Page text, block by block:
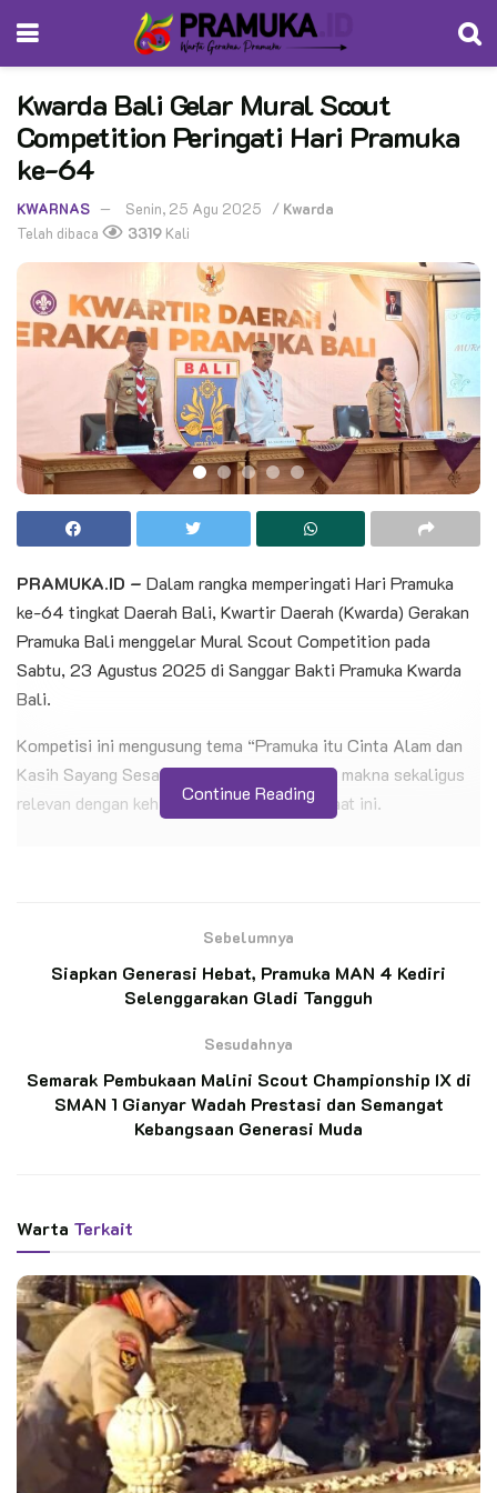
Kwarda Bali Gelar Mural Scout
Competition Peringati Hari Pramuka
ke-64
KWARNAS Senin, 25 Agu 2025 / Kwarda
Telah dibaca
3319 Kali
PRAMUKA.ID – Dalam rangka memperingati Hari Pramuka
ke-64 tingkat Daerah Bali, Kwartir Daerah (Kwarda) Gerakan
Pramuka Bali menggelar Mural Scout Competition pada
Sabtu, 23 Agustus 2025 di Sanggar Bakti Pramuka Kwarda
Bali.
Kompetisi ini mengusung tema “Pramuka itu Cinta Alam dan
Kasih Sayang Sesama Manusia” yang sarat makna sekaligus
relevan dengan kehidupan generasi muda saat ini.
Jasa Soeharto-Bu Tien di Giribangun
Ketua Kwarnas dan Kwarda Jatim Ziarah ke
Boleh Kehilangan Akar Sejarah
Kegiatan resmi dibuka oleh Ketua Kwartir Daerah (Kwarda)
Dalam sambutannya Ketua Kwartir Daerah Bali, Kak Cok Ace
menekankan bahwa mural bukan sekadar ajang unjuk bakat,
melainkan media untuk menyalurkan gagasan, imajinasi, dan
aspirasi generasi muda melalui karya seni.
“Kompetisi mural ini tidak hanya sekadar ajang adu bakat,
tetapi juga media untuk menyalurkan gagasan, imajinasi, dan
Continue Reading
Sebelumnya
Siapkan Generasi Hebat, Pramuka MAN 4 Kediri
Selenggarakan Gladi Tangguh
Sesudahnya
Semarak Pembukaan Malini Scout Championship IX di
SMAN 1 Gianyar Wadah Prestasi dan Semangat
Kebangsaan Generasi Muda
Warta Terkait